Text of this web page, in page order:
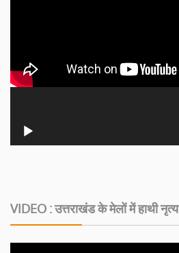
VIDEO : उत्तराखंड के मेलों में हाथी नृत्य